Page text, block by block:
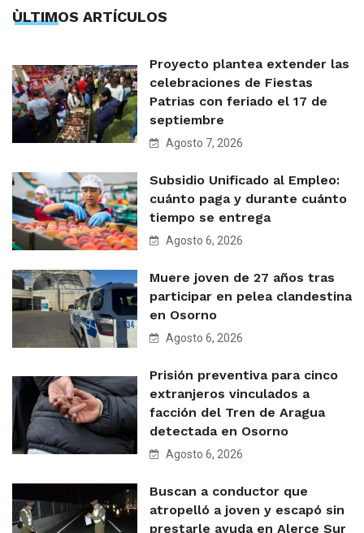
ÙLTIMOS ARTÍCULOS
Proyecto plantea extender las
celebraciones de Fiestas
Patrias con feriado el 17 de
septiembre
Agosto 7, 2026
Subsidio Unificado al Empleo:
cuánto paga y durante cuánto
tiempo se entrega
Agosto 6, 2026
Muere joven de 27 años tras
participar en pelea clandestina
en Osorno
Agosto 6, 2026
Prisión preventiva para cinco
extranjeros vinculados a
facción del Tren de Aragua
detectada en Osorno
Agosto 6, 2026
Buscan a conductor que
atropelló a joven y escapó sin
prestarle ayuda en Alerce Sur